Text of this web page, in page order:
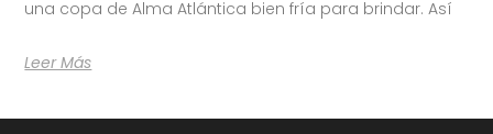
una copa de Alma Atlántica bien fría para brindar. Así
Leer Más